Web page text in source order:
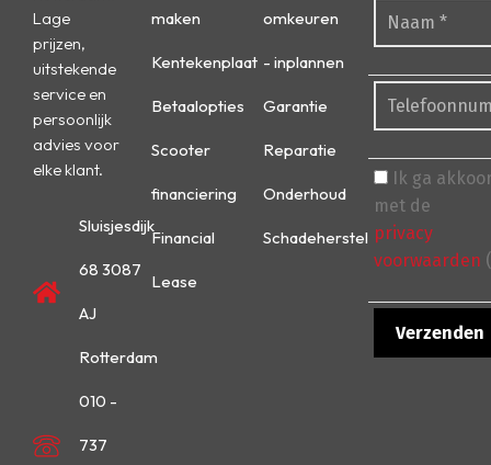
Lage
prijzen,
uitstekende
service en
persoonlijk
advies voor
elke klant.
Sluisjesdijk
68 3087
AJ
Rotterdam
010 -
737
maken
Kentekenplaat
Betaalopties
Scooter
financiering
Financial
Lease
omkeuren
- inplannen
Garantie
Reparatie
Onderhoud
Schadeherstel
Ik ga
met de
privacy
voorwaarden